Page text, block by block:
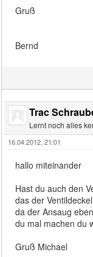
Gruß
Bernd
Trac
Lernt noch alles
16.04.2012, 21:01
hallo miteinander
Hast du auch den
das der
da der Ansaug
du mal machen du
Gruß Michael